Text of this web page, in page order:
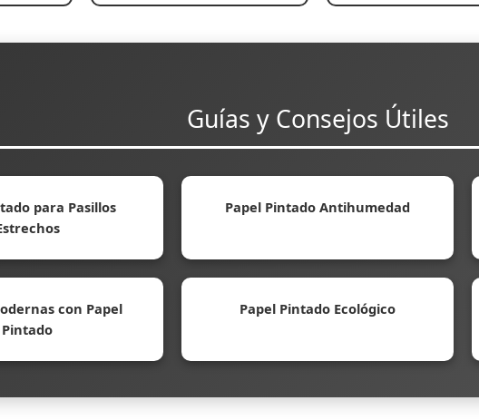
Guías y Consejos Útiles
para Pasillos
Papel Pintado Antihumedad
con Papel
Pintado
Papel Pintado Ecológico